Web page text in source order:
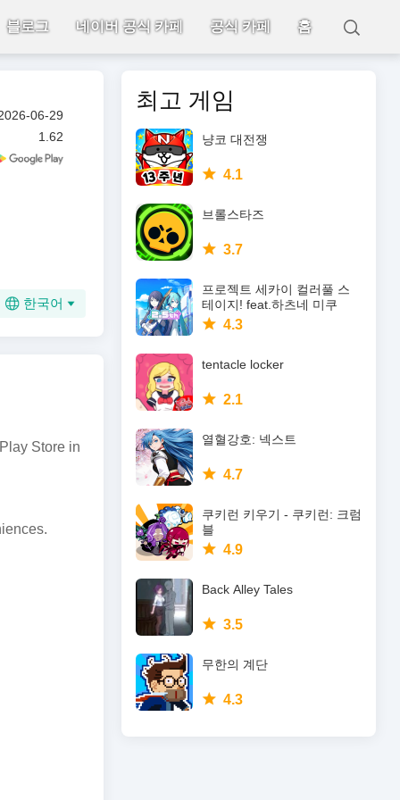
블로그 네이버 공식 카페 공식 카페 홈
06-29
1.62
한국어
Store in
최고 게임
냥코 대전쟁
4.1
브롤스타즈
3.7
프로젝트 세카이 컬러풀 스
테이지! feat.하츠네 미쿠
4.3
tentacle locker
2.1
열혈강호: 넥스트
4.7
쿠키런 키우기 - 쿠키런: 크럼
블
4.9
Back Alley Tales
3.5
무한의 계단
4.3